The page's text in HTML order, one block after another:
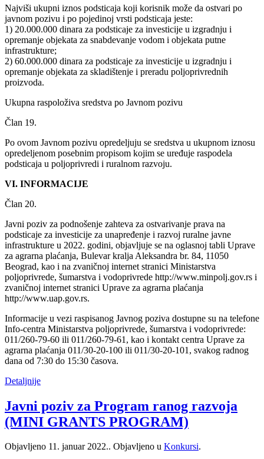
Najviši ukupni iznos podsticaja koji korisnik može da ostvari po
javnom pozivu i po pojedinoj vrsti podsticaja jeste:
1) 20.000.000 dinara za podsticaje za investicije u izgradnju i
opremanje objekata za snabdevanje vodom i objekata putne
infrastrukture;
2) 60.000.000 dinara za podsticaje za investicije u izgradnju i
opremanje objekata za skladištenje i preradu poljoprivrednih
proizvoda.
Ukupna raspoloživa sredstva po Javnom pozivu
Član 19.
Po ovom Javnom pozivu opredeljuju se sredstva u ukupnom iznosu
opredeljenom posebnim propisom kojim se uređuje raspodela
podsticaja u poljoprivredi i ruralnom razvoju.
VI. INFORMACIJE
Član 20.
Javni poziv za podnošenje zahteva za ostvarivanje prava na
podsticaje za investicije za unapređenje i razvoj ruralne javne
infrastrukture u 2022. godini, objavljuje se na oglasnoj tabli Uprave
za agrarna plaćanja, Bulevar kralja Aleksandra br. 84, 11050
Beograd, kao i na zvaničnoj internet stranici Ministarstva
poljoprivrede, šumarstva i vodoprivrede http://www.minpolj.gov.rs i
zvaničnoj internet stranici Uprave za agrarna plaćanja
http://www.uap.gov.rs.
Informacije u vezi raspisanog Javnog poziva dostupne su na telefone
Info-centra Ministarstva poljoprivrede, šumarstva i vodoprivrede:
011/260-79-60 ili 011/260-79-61, kao i kontakt centra Uprave za
agrarna plaćanja 011/30-20-100 ili 011/30-20-101, svakog radnog
dana od 7:30 do 15:30 časova.
Detaljnije
Javni poziv za Program ranog razvoja
(MINI GRANTS PROGRAM)
Objavljeno 11. januar 2022.. Objavljeno u Konkursi.